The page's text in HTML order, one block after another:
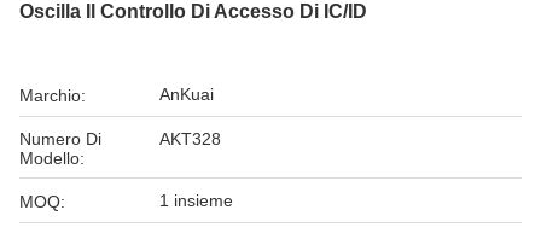
Oscilla Il Controllo Di Accesso Di IC/ID
Marchio: AnKuai
Numero Di
Modello:
AKT328
MOQ: 1 insieme